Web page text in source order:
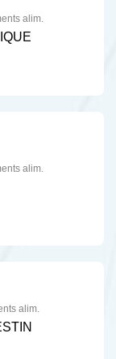
alim.
alim.
alim.